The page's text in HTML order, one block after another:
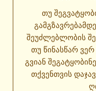
თუ
შეუძლებლობის
თუ წინასწარ
გვიან
თქვენთვის